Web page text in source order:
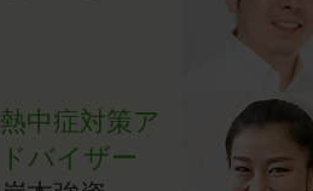
熱中症対策ア
ドバイザー